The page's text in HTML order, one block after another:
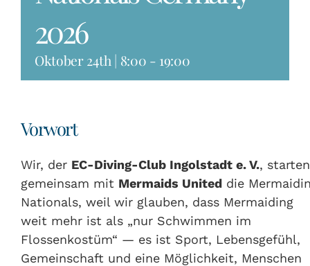
2026
Oktober 24th | 8:00 - 19:00
Vorwort
Wir, der EC-Diving-Club Ingolstadt e. V., starten
gemeinsam mit Mermaids Uniteddie
Nationals, weil wir glauben, dass Mermaiding
weit mehr ist als „nur Schwimmen im
Flossenkostüm“ — es ist Sport, Lebensgefühl,
Gemeinschaft und eine Möglichkeit, Menschen